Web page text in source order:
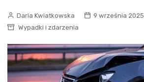
Daria Kwiatkowska
9 września 2025
Wypadki i zdarzenia